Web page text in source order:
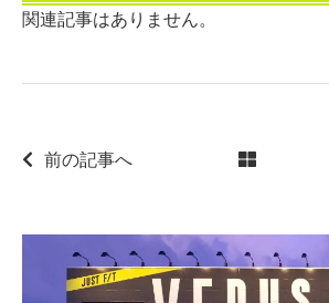
関連記事はありません。
前の記事へ